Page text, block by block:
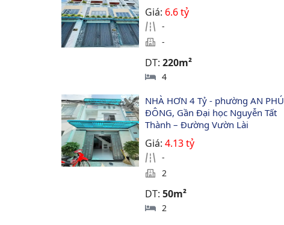
Giá: 6.6 tỷ
-
-
DT:220m²
4
NHÀ HƠN 4 Tỷ - phường AN PHÚ
ĐÔNG, Gần Đại học Nguyễn Tất
Thành – Đường Vườn Lài
Giá:4.13 tỷ
-
2
DT:50m²
2